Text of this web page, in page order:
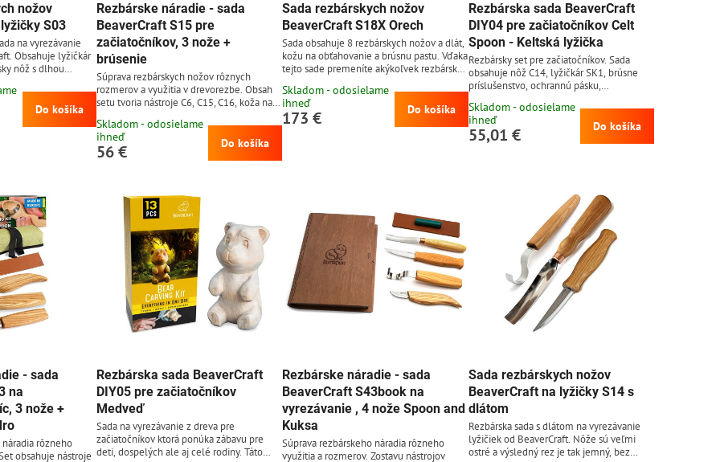
nožov
S03
na vyrezávanie
Obsahuje lyžičkár
nôž s dlhou
trhlín v
ocele 65G
59 HRC. Uhlíková
Do košíka
Rezbárske náradie - sada
BeaverCraft S15 pre
začiatočníkov, 3 nože +
brúsenie
Súprava rezbárskych nožov rôznych
rozmerov a využitia v drevorezbe. Obsah
setu tvoria nástroje C6, C15, C16, koža na
Skladom - odosielame
ihneď
56 € Do košíka
Sada rezbárskych nožov
BeaverCraft S18X Orech
Sada obsahuje 8 rezbárskych nožov a dlát,
kožu na obťahovanie a brúsnu pastu. Vďaka
tejto sade premeníte akýkoľvek rezbársky
ergonomickú rukoväť, vyrobenú
z čierneho orechu. Rukoväte sú ošetrené
ľanovým olejom, ktorý chráni pred
Skladom - odosielame
ihneď
173 € Do košíka
Rezbárska sada BeaverCraft
DIY04 pre začiatočníkov Celt
Spoon - Keltská lyžička
Rezbársky set pre začiatočníkov. Sada
obsahuje nôž C14, lyžičkár SK1, brúsne
príslušenstvo, ochrannú pásku,
dreva a internetový odkaz na návod k
vyrezaniu.
Skladom - odosielame
ihneď
55,01 € Do košíka
- sada
na
3 nože +
rôzneho
obsahuje nástroje
Rezbárska sada BeaverCraft
DIY05 pre začiatočníkov
Medveď
Sada na vyrezávanie z dreva pre
začiatočníkov ktorá ponúka zábavu pre
deti, dospelých ale aj celé rodiny. Táto
Rezbárske náradie - sada
BeaverCraft S43book na
vyrezávanie , 4 nože Spoon and
Kuksa
Súprava rezbárskeho náradia rôzneho
využitia a rozmerov. Zostavu nástrojov
Sada rezbárskych nožov
BeaverCraft na lyžičky S14 s
dlátom
Rezbárska sada s dlátom na vyrezávanie
lyžičiek od BeaverCraft. Nôže sú veľmi
ostré a výsledný rez je tak jemný, bez